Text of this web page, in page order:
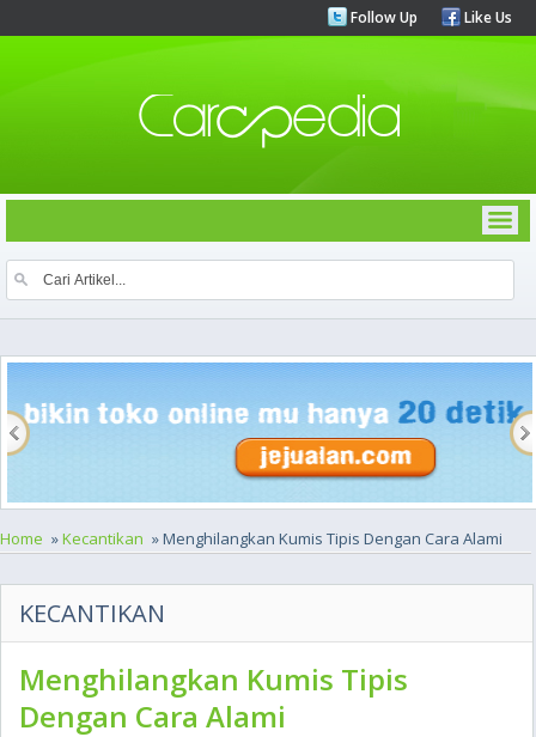
Follow Up Like Us
Home »Kecantikan » Menghilangkan Kumis Tipis Dengan Cara Alami
KECANTIKAN
Menghilangkan Kumis Tipis
Dengan Cara Alami